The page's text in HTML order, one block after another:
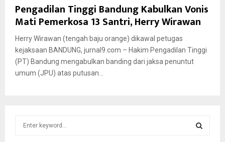
Pengadilan Tinggi Bandung Kabulkan Vonis
Mati Pemerkosa 13 Santri, Herry Wirawan
Herry Wirawan (tengah baju orange) dikawal petugas
kejaksaan BANDUNG, jurnal9.com – Hakim Pengadilan Tinggi
(PT) Bandung mengabulkan banding dari jaksa penuntut
umum (JPU) atas putusan...